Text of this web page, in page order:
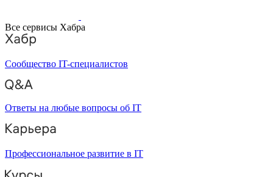
Все сервисы Хабра
Сообщество IT-специалистов
Ответы на любые вопросы об IT
Профессиональное развитие в IT